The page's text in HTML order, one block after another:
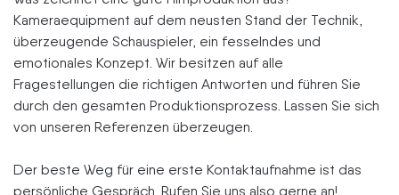
Kameraequipment auf dem neusten Stand der Technik,
überzeugende Schauspieler, ein fesselndes und
emotionales Konzept. Wir besitzen auf alle
Fragestellungen die richtigen Antworten und führen Sie
durch den gesamten Produktionsprozess. Lassen Sie sich
von unseren Referenzen überzeugen.
Der beste Weg für eine erste Kontaktaufnahme ist das
persönliche Gespräch. Rufen Sie uns also gerne an!